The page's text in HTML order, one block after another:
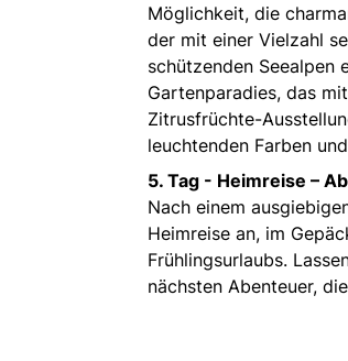
Möglichkeit, die
der mit einer Vielzahl
schützenden Seealpen
Gartenparadies, das
Zitrusfrüchte-
leuchtenden Farben
5. Tag - Heimreise –
Nach einem
Heimreise an, im
Frühlingsurlaubs.
nächsten Abenteuer,